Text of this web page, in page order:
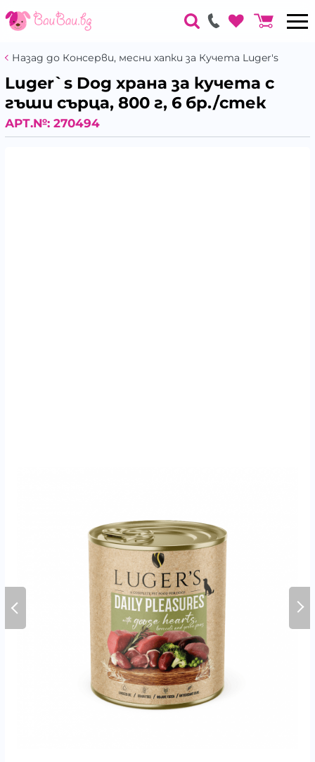
Назад до Консерви, месни хапки за Кучета Luger's
Luger`s Dog храна за кучета с
гъши сърца, 800 г, 6 бр./стек
АРТ.№: 270494